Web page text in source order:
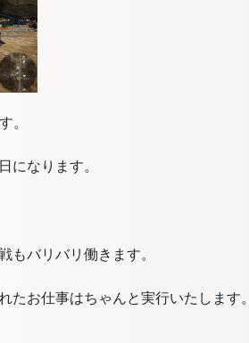
。
になります。
もバリバリ働きます。
たお仕事はちゃんと実行いたします。